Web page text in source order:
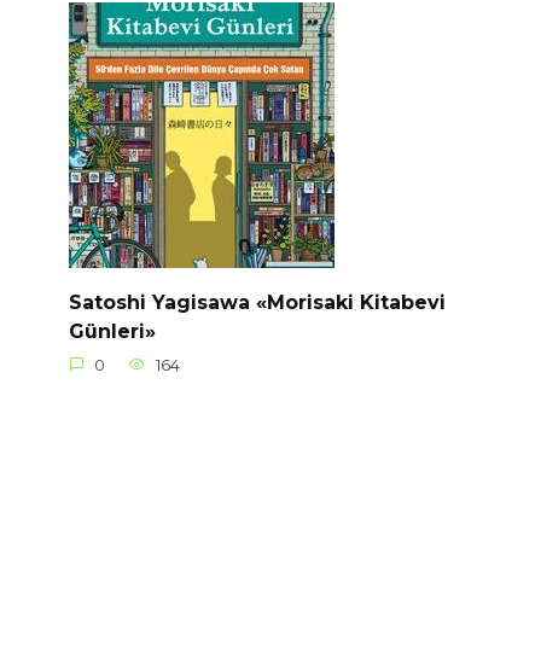
Satoshi Yagisawa «Morisaki Kitabevi
Günleri»
0 164